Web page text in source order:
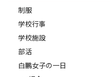
制服
学校行事
学校施設
部活
白鵬女子の一日